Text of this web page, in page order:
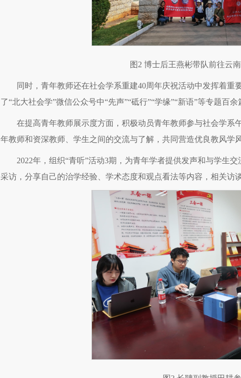
图2 博士后王燕彬带队前往云
同时，青年教师还在社会学系重建40周年庆祝活动中发挥着
了“北大社会学”微信公众号中“先声”“砥行”“学缘”“新语”等专题百
在提高青年教师展示度方面，积极动员青年教师参与社会学系
年教师和资深教师、学生之间的交流与了解，共同营造优良教风学风
2022年，组织“青听”活动3期，为青年学者提供发声和与学生
采访，分享自己的治学经验、学术态度和观点看法等内容，相关访